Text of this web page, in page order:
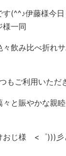
す(^^♪伊藤様今
様一同
々飲み比べ折れ
もご利用いただ
々と賑やかな親
おじ様 <゜)))彡